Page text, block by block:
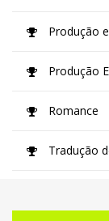
Produção
Produção
Romance
Tradução